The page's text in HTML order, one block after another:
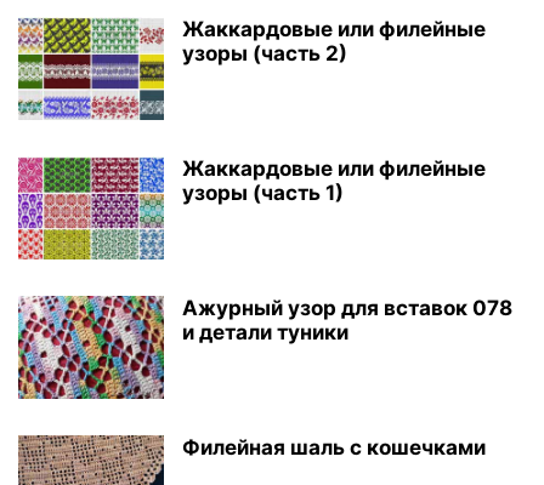
Жаккардовые или филейные
узоры (часть 2)
Жаккардовые или филейные
узоры (часть 1)
Ажурный узор для вставок 078
и детали туники
Филейная шаль с кошечками